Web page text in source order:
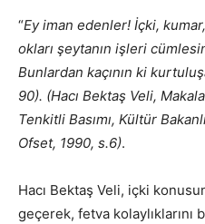
“Ey iman edenler! İçki,
okları şeytanın işleri
Bunlardan kaçının ki
90). (Hacı Bektaş Veli,
Tenkitli Basımı, Kültür
Ofset, 1990, s.6).
Hacı Bektaş Veli, içki
geçerek, fetva kolaylıklarını